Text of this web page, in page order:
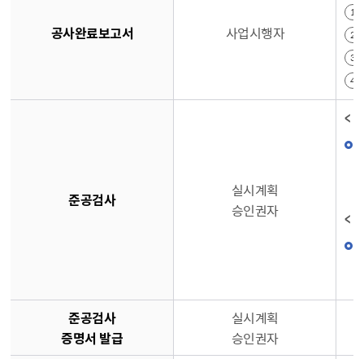
공사완료보고서 사업시행자
준공검사
실시계획
승인권자
<
<
준공검사
증명서 발급
실시계획
승인권자